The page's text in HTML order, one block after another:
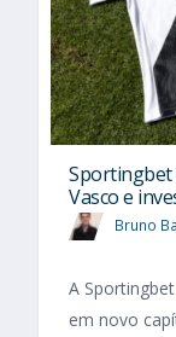
Sportingbet
Vasco e
Bruno
A
em novo